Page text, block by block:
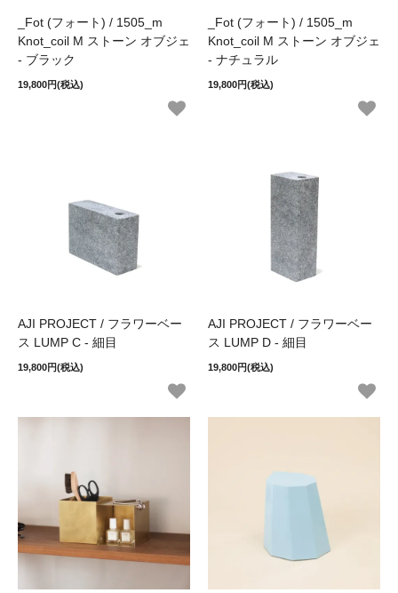
_Fot (フォート) / 1505_m
Knot_coil M ストーン オブジェ
- ブラック
19,800円(税込)
_Fot (フォート) / 1505_m
Knot_coil M ストーン オブジェ
- ナチュラル
19,800円(税込)
AJI PROJECT / フラワーベー
ス LUMP C - 細目
19,800円(税込)
AJI PROJECT / フラワーベー
ス LUMP D - 細目
19,800円(税込)